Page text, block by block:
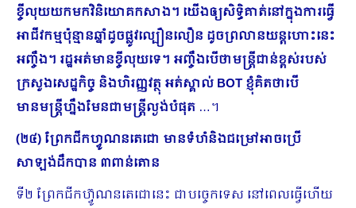
ខ្ចីលុយយកមកវិនិយោគកសាង។ យើងឲ្យសិទ្ធិគាត់នៅក្នុងការធ្វើ
អាជីវកម្មប៉ុន្មានឆ្នាំដូចផ្លូវល្បឿនលឿន ដូចព្រលានយន្តហោះនេះ
អញ្ចឹង។ រដ្ឋអត់មានខ្ចីលុយទេ។ អញ្ចឹងបើថាមន្រ្តីជាន់ខ្ពស់របស់
ក្រសួងសេដ្ឋកិច្ច និងហិរញ្ញវត្ថុ អត់ស្គាល់ BOT ​ខ្ញុំគិតថាបើ
មានមន្រ្តីហ្នឹងមែនជាមន្រ្តីល្ងង់បំផុត …។
(២៤) ព្រែកជីកហ្វូណនតេជោ មានទំហំនិងជម្រៅអាចប្រើ
សាឡង់ដឹកបាន ៣ពាន់តោន
ទី២ ព្រែកជីកហ៊្វូណនតេជោនេះ ជាបច្ចេកទេស នៅពេលធ្វើហើយ